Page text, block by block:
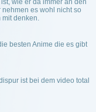
wie er da immer an den
es wohl nicht so
mit denken.
besten Anime die es gibt
ist bei dem video total